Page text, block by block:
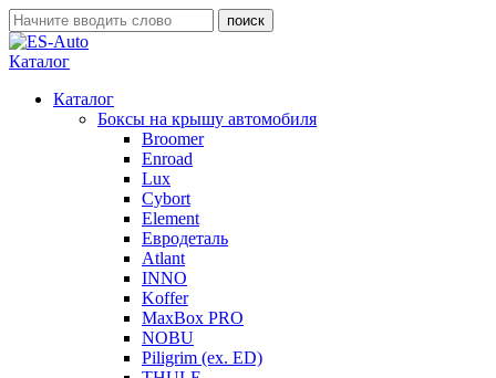
Каталог
Каталог
Боксы на крышу автомобиля
Broomer
Enroad
Lux
Cybort
Element
Евродеталь
Atlant
INNO
Koffer
MaxBox PRO
NOBU
Piligrim (ex. ED)